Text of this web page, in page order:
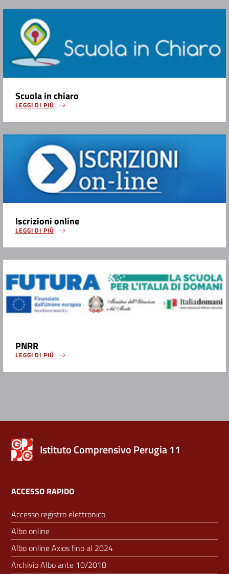
Scuola in chiaro
LEGGI DI PIÙ
Iscrizioni online
LEGGI DI PIÙ
PNRR
LEGGI DI PIÙ
Istituto Comprensivo Perugia 11
ACCESSO RAPIDO
Accesso registro elettronico
Albo online
Albo online Axios fino al 2024
Archivio Albo ante 10/2018